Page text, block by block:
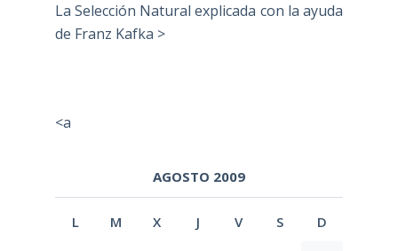
La Selección Natural explicada con la ayuda
de Franz Kafka >
<a
AGOSTO 2009
L M X J V S D